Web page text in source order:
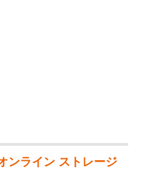
ンライン ストレージ